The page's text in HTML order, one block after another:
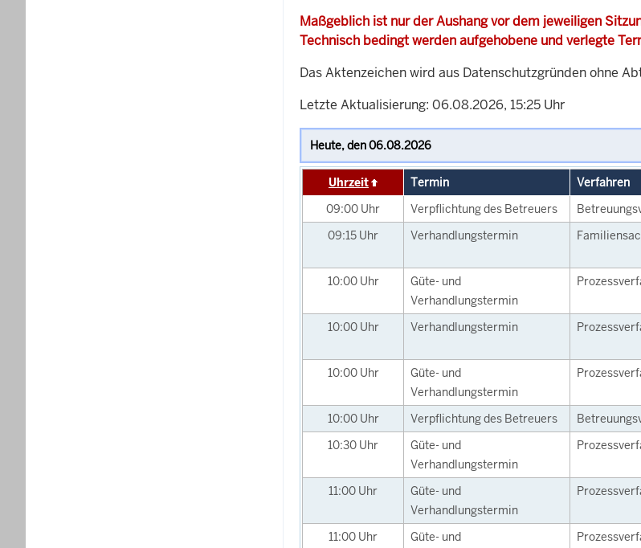
Maßgeblich ist nur der Aushang vor dem jeweiligen
Technisch bedingt werden aufgehobene und verlegte
Das Aktenzeichen wird aus Datenschutzgründen ohne
Letzte Aktualisierung: 06.08.2026, 15:25 Uhr
Uhrzeit Termin Verfahren
09:00 Uhr Verpflichtung des Betreuers
09:15 Uhr Verhandlungstermin
10:00 Uhr
Güte- und
Verhandlungstermin
10:00 Uhr Verhandlungstermin
10:00 Uhr
Güte- und
Verhandlungstermin
10:00 Uhr Verpflichtung des Betreuers
10:30 Uhr
Güte- und
Verhandlungstermin
11:00 Uhr
Güte- und
Verhandlungstermin
11:00 Uhr
Güte- und